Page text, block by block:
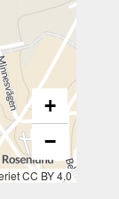
+
−
CC BY 4.0